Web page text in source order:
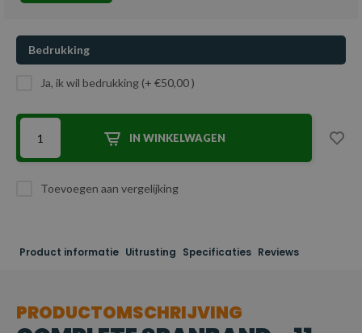
Bedrukking
Ja, ik wil bedrukking (+ €50,00 )
IN WINKELWAGEN
Toevoegen aan vergelijking
Product informatie Uitrusting Specificaties Reviews
PRODUCTOMSCHRIJVING